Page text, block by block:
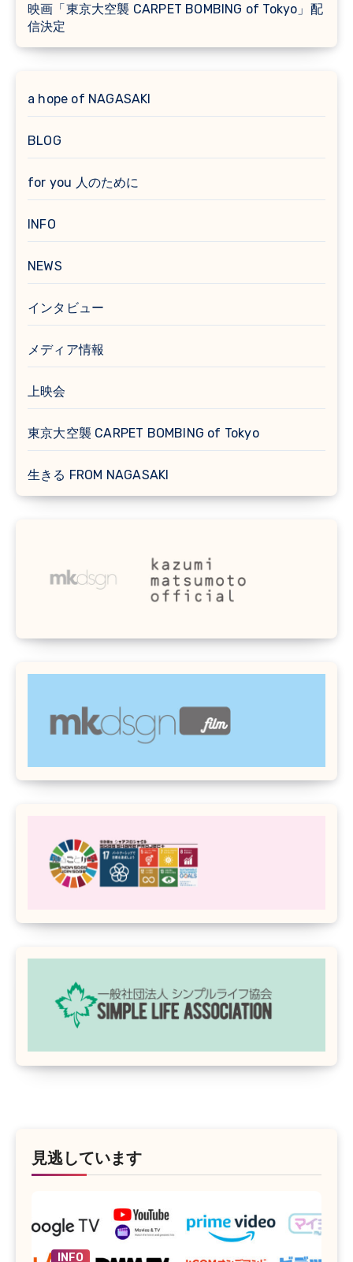
映画「東京大空襲 CARPET BOMBING of Tokyo」配
信決定
a hope of NAGASAKI
BLOG
for you 人のために
INFO
NEWS
インタビュー
メディア情報
上映会
東京大空襲 CARPET BOMBING of Tokyo
生きる FROM NAGASAKI
見逃しています
INFO